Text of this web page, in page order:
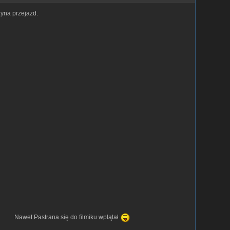
przejazd.
Nawet Pastrana się do filmiku wplątał